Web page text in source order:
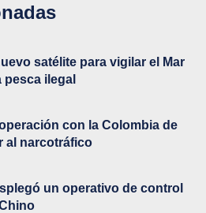
satélite para vigilar el Mar
ilegal
con la Colombia de
al narcotráfico
un operativo de control